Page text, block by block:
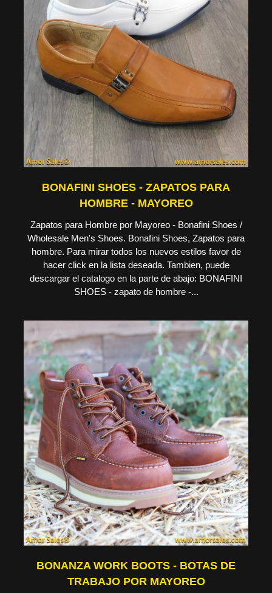
BONAFINI SHOES - ZAPATOS PARA
HOMBRE - MAYOREO
Zapatos para Hombre por Mayoreo - Bonafini Shoes /
Wholesale Men's Shoes. Bonafini Shoes, Zapatos para
hombre. Para mirar todos los nuevos estilos favor de
hacer click en la lista deseada. Tambien, puede
descargar el catalogo en la parte de abajo: BONAFINI
SHOES - zapato de hombre -...
BONANZA WORK BOOTS - BOTAS DE
TRABAJO POR MAYOREO